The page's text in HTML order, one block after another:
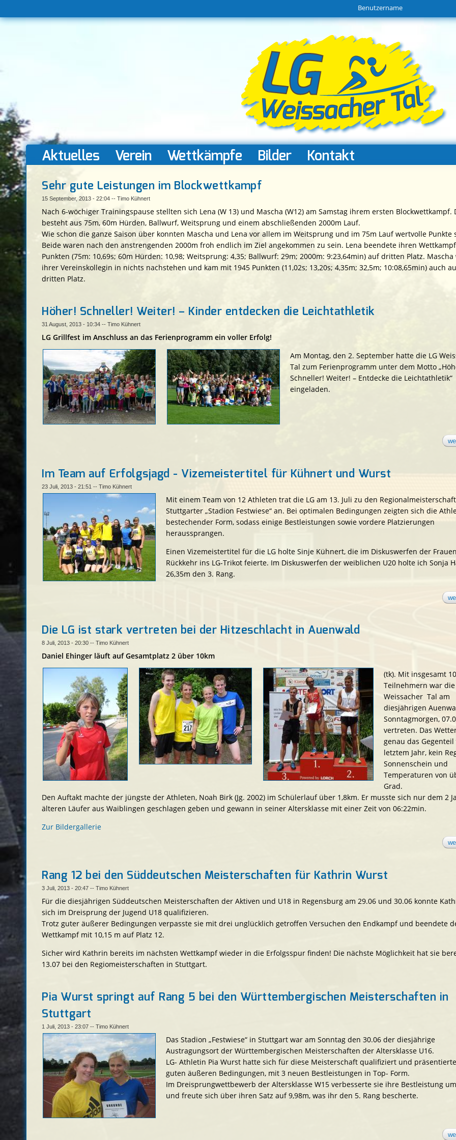
Inhalt
Benutzername
Hauptmenü
Aktuelles Verein Wettkämpfe Bilder Kontakt
Sehr gute Leistungen im Blockwettkampf
15 September, 2013 - 22:04 -- Timo Kühnert
Nach 6-wöchiger Trainingspause stellten sich Lena (W 13) und Mascha (W12) am Samstag ihrem ersten Blockwettkampf.
besteht aus 75m, 60m Hürden, Ballwurf, Weitsprung und einem abschließenden 2000m Lauf.
Wie schon die ganze Saison über konnten Mascha und Lena vor allem im Weitsprung und im 75m Lauf wertvolle Punkte
Beide waren nach den anstrengenden 2000m froh endlich im Ziel angekommen zu sein. Lena beendete ihren
Punkten (75m: 10,69s; 60m Hürden: 10,98; Weitsprung: 4,35; Ballwurf: 29m; 2000m: 9:23,64min) auf dritten Platz.
ihrer Vereinskollegin in nichts nachstehen und kam mit 1945 Punkten (11,02s; 13,20s; 4,35m; 32,5m; 10:08,65min) auch
dritten Platz.
Höher! Schneller! Weiter! – Kinder entdecken die Leichtathletik
31 August, 2013 - 10:34 -- Timo Kühnert
LG Grillfest im Anschluss an das Ferienprogramm ein voller Erfolg!
Am Montag, den 2. September hatte die LG
Tal zum Ferienprogramm unter dem Motto
Schneller! Weiter! – Entdecke die Leichtathletik“
eingeladen.
Im Team auf Erfolgsjagd - Vizemeistertitel für Kühnert und Wurst
23 Juli, 2013 - 21:51 -- Timo Kühnert
Mit einem Team von 12 Athleten trat die LG am 13. Juli zu den
Stuttgarter „Stadion Festwiese“ an. Bei optimalen Bedingungen zeigten sich die
bestechender Form, sodass einige Bestleistungen sowie vordere Platzierungen
heraussprangen.
Einen Vizemeistertitel für die LG holte Sinje Kühnert, die im Diskuswerfen der
Rückkehr ins LG-Trikot feierte. Im Diskuswerfen der weiblichen U20 holte ich Sonja
26,35m den 3. Rang.
Die LG ist stark vertreten bei der Hitzeschlacht in Auenwald
8 Juli, 2013 - 20:30 -- Timo Kühnert
Daniel Ehinger läuft auf Gesamtplatz 2 über 10km
(tk). Mit insgesamt 10
Teilnehmern war die
Weissacher Tal am
diesjährigen
Sonntagmorgen,
vertreten. Das
genau das Gegenteil
letztem Jahr, kein
Sonnenschein und
Temperaturen von
Grad.
Den Auftakt machte der jüngste der Athleten, Noah Birk (Jg. 2002) im Schülerlauf über 1,8km. Er musste sich nur dem 2
älteren Läufer aus Waiblingen geschlagen geben und gewann in seiner Altersklasse mit einer Zeit von 06:22min.
Zur Bildergallerie
Rang 12 bei den Süddeutschen Meisterschaften für Kathrin Wurst
3 Juli, 2013 - 20:47 -- Timo Kühnert
Für die diesjährigen Süddeutschen Meisterschaften der Aktiven und U18 in Regensburg am 29.06 und 30.06 konnte
sich im Dreisprung der Jugend U18 qualifizieren.
Trotz guter äußerer Bedingungen verpasste sie mit drei unglücklich getroffen Versuchen den Endkampf und beendete
Wettkampf mit 10,15 m auf Platz 12.
Sicher wird Kathrin bereits im nächsten Wettkampf wieder in die Erfolgsspur finden! Die nächste Möglichkeit hat sie
13.07 bei den Regiomeisterschaften in Stuttgart.
Pia Wurst springt auf Rang 5 bei den Württembergischen Meisterschaften in
Stuttgart
1 Juli, 2013 - 23:07 -- Timo Kühnert
Das Stadion „Festwiese“ in Stuttgart war am Sonntag den 30.06 der diesjährige
Austragungsort der Württembergischen Meisterschaften der Altersklasse U16.
LG- Athletin Pia Wurst hatte sich für diese Meisterschaft qualifiziert und
guten äußeren Bedingungen, mit 3 neuen Bestleistungen in Top- Form.
Im Dreisprungwettbewerb der Altersklasse W15 verbesserte sie ihre Bestleistung
und freute sich über ihren Satz auf 9,98m, was ihr den 5. Rang bescherte.